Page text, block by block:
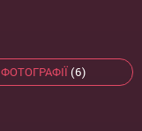
ФОТОГРАФІЇ(6)